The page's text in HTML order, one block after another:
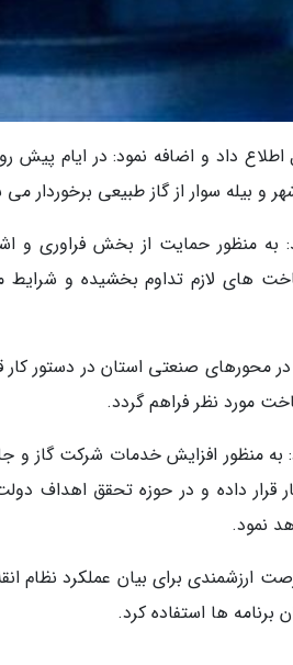
اطلاع داد و اضافه نمود: در ایام پیش
و بیله سوار از گاز طبیعی برخوردار
به منظور حمایت از بخش فراوری و
های لازم تداوم بخشیده و شرایط
به منظور افزایش خدمات شرکت گاز
قرار داده و در حوزه تحقق اهداف
نمود.
ارزشمندی برای بیان عملکرد نظام
ها استفاده کرد.